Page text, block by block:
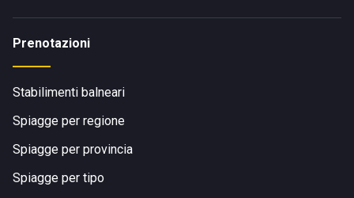
Prenotazioni
Stabilimenti balneari
Spiagge per regione
Spiagge per provincia
Spiagge per tipo